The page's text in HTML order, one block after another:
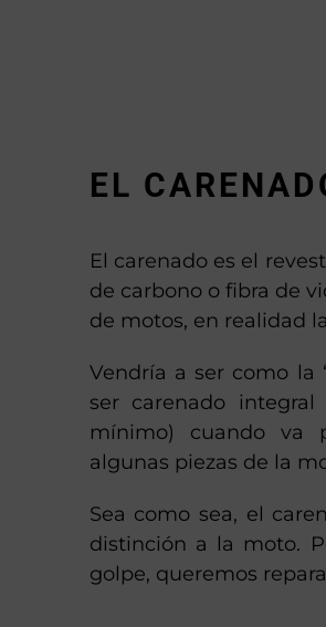
EL
El carenado es el
de carbono o fibra de
de motos, en realidad
Vendría a ser como la
ser carenado
mínimo) cuando va
algunas piezas de la
Sea como sea, el
distinción a la moto.
golpe, queremos